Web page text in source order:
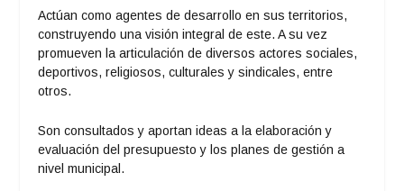
Actúan como agentes de desarrollo en sus territorios,
construyendo una visión integral de este. A su vez
promueven la articulación de diversos actores sociales,
deportivos, religiosos, culturales y sindicales, entre
otros.
Son consultados y aportan ideas a la elaboración y
evaluación del presupuesto y los planes de gestión a
nivel municipal.